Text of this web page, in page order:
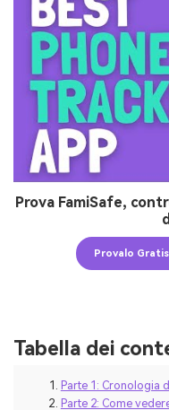
Prova FamiSafe,
Provalo Gratis
Tabella dei
Parte 1: Cronologia
Parte 2: Come